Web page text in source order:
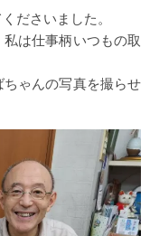
ださいました。
は仕事柄いつもの取
ゃんの写真を撮らせ